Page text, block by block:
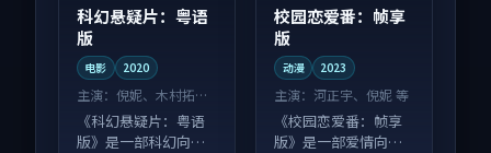
科幻悬疑片：粤语
版
电影 2020
主演： 倪妮、木村拓哉
等
《科幻悬疑片：粤语
版》是一部科幻向电
校园恋爱番：帧享
版
动漫 2023
主演： 河正宇、倪妮 等
《校园恋爱番：帧享
版》是一部爱情向动